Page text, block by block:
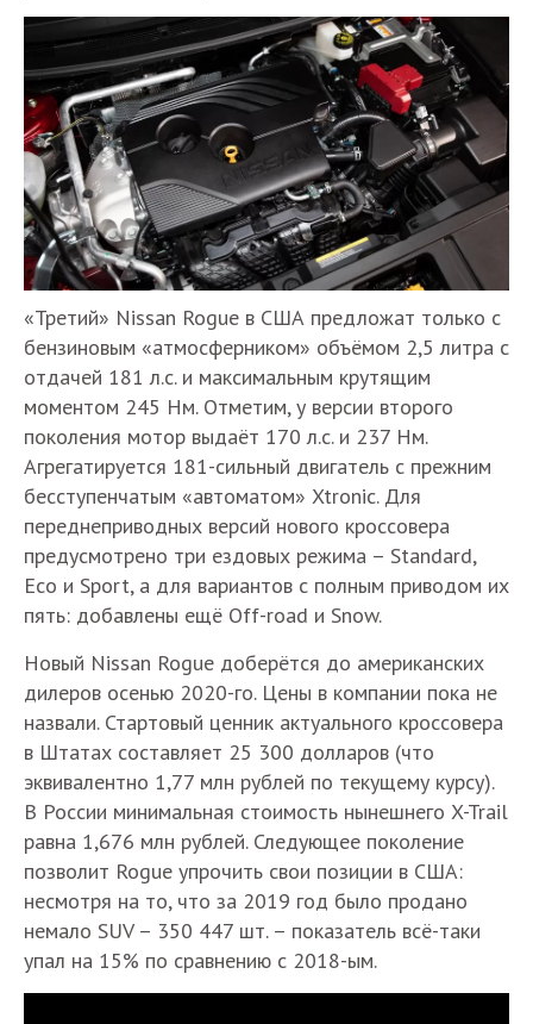
«Третий» Nissan Rogue в США предложат только с
бензиновым «атмосферником» объёмом 2,5 литра с
отдачей 181 л.с. и максимальным крутящим
моментом 245 Нм. Отметим, у версии второго
поколения мотор выдаёт 170 л.с. и 237 Нм.
Агрегатируется 181-сильный двигатель с прежним
бесступенчатым «автоматом» Xtronic. Для
переднеприводных версий нового кроссовера
предусмотрено три ездовых режима – Standard,
Eco и Sport, а для вариантов с полным приводом их
пять: добавлены ещё Off-road и Snow.
Новый Nissan Rogue доберётся до американских
дилеров осенью 2020-го. Цены в компании пока не
назвали. Стартовый ценник актуального кроссовера
в Штатах составляет 25 300 долларов (что
эквивалентно 1,77 млн рублей по текущему курсу).
В России минимальная стоимость нынешнего X-Trail
равна 1,676 млн рублей. Следующее поколение
позволит Rogue упрочить свои позиции в США:
несмотря на то, что за 2019 год было продано
немало SUV – 350 447 шт. – показатель всё-таки
упал на 15% по сравнению с 2018-ым.